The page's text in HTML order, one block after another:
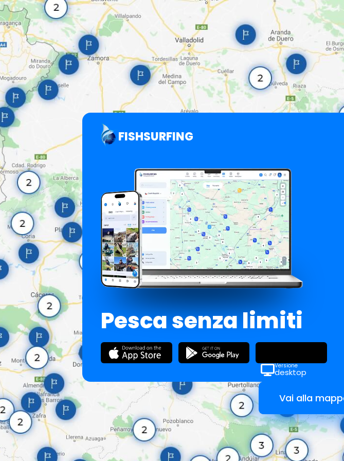
FISHSURFING
Pesca senza limiti
Versione
desktop
Vai alla